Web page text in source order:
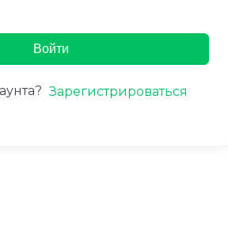
Войти
Зарегистрироваться